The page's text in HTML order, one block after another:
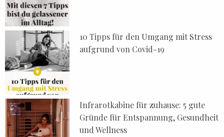
10 Tipps für den Umgang mit Stress
aufgrund von Covid-19
Infrarotkabine für zuhause: 5 gute
Gründe für Entspannung, Gesundheit
und Wellness